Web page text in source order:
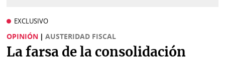
Sociedad
Judiciales
K
EXCLUSIVO
OPINIÓN | AUSTERIDAD FISCAL
La farsa de la consolidación